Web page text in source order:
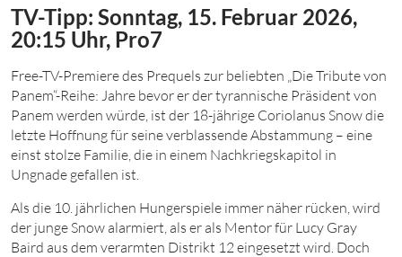
TV-Tipp: Sonntag, 15. Februar 2026,
20:15 Uhr, Pro7
Free-TV-Premiere des Prequels zur beliebten „Die Tribute von
Panem“-Reihe: Jahre bevor er der tyrannische Präsident von
Panem werden würde, ist der 18-jährige Coriolanus Snow die
letzte Hoffnung für seine verblassende Abstammung – eine
einst stolze Familie, die in einem Nachkriegskapitol in
Ungnade gefallen ist.
Als die 10. jährlichen Hungerspiele immer näher rücken, wird
der junge Snow alarmiert, als er als Mentor für Lucy Gray
Baird aus dem verarmten Distrikt 12 eingesetzt wird. Doch